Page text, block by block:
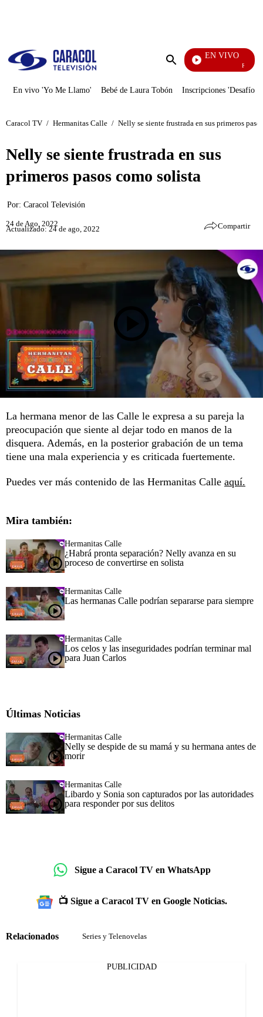
Enviar
EN VIVO
Rafael
En vivo 'Yo Me Llamo' Bebé de Laura Tobón Inscripciones 'Desafío'
Caracol TV / Hermanitas Calle / Nelly se siente frustrada en sus primeros
Nelly se siente frustrada en sus
primeros pasos como solista
Por: Caracol Televisión
24 de Ago, 2022
Actualizado: 24 de ago, 2022 Compartir
La hermana menor de las Calle le expresa a su pareja la
preocupación que siente al dejar todo en manos de la
disquera. Además, en la posterior grabación de un tema
tiene una mala experiencia y es criticada fuertemente.
Puedes ver más contenido de las Hermanitas Calle aquí.
Mira también:
Hermanitas Calle
¿Habrá pronta separación? Nelly avanza en su
proceso de convertirse en solista
Hermanitas Calle
Las hermanas Calle podrían separarse para siempre
Hermanitas Calle
Los celos y las inseguridades podrían terminar mal
para Juan Carlos
Últimas Noticias
Hermanitas Calle
Nelly se despide de su mamá y su hermana antes de
morir
Hermanitas Calle
Libardo y Sonia son capturados por las autoridades
para responder por sus delitos
Sigue a Caracol TV en WhatsApp
📺 Sigue a Caracol TV en Google Noticias.
Relacionados Series y Telenovelas
PUBLICIDAD